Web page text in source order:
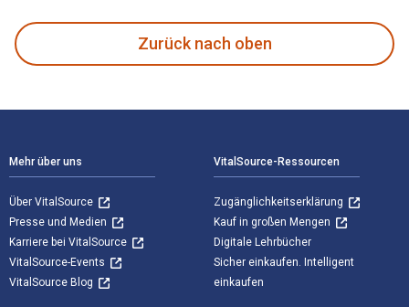
Zurück nach oben
Mehr über uns
Über VitalSource
Presse und Medien
Karriere bei VitalSource
VitalSource-Events
VitalSource Blog
VitalSource-Ressourcen
Zugänglichkeitserklärung
Kauf in großen Mengen
Digitale Lehrbücher
Sicher einkaufen. Intelligent
einkaufen